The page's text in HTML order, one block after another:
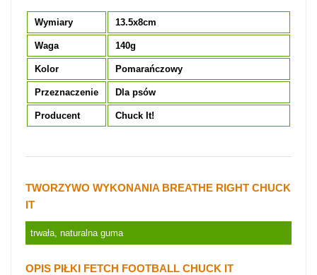
Wymiary 13.5x8cm
Waga 140g
Kolor Pomarańczowy
Przeznaczenie Dla psów
Producent Chuck It!
TWORZYWO WYKONANIA BREATHE RIGHT CHUCK
IT
trwała, naturalna guma
OPIS PIŁKI FETCH FOOTBALL CHUCK IT